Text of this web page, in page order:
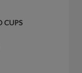
CUPS